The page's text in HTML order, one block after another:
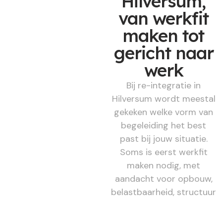
van werkfit
maken tot
gericht naar
werk
Bij re-integratie in
Hilversum wordt meestal
gekeken welke vorm van
begeleiding het best
past bij jouw situatie.
Soms is eerst werkfit
maken nodig, met
aandacht voor opbouw,
belastbaarheid, structuur